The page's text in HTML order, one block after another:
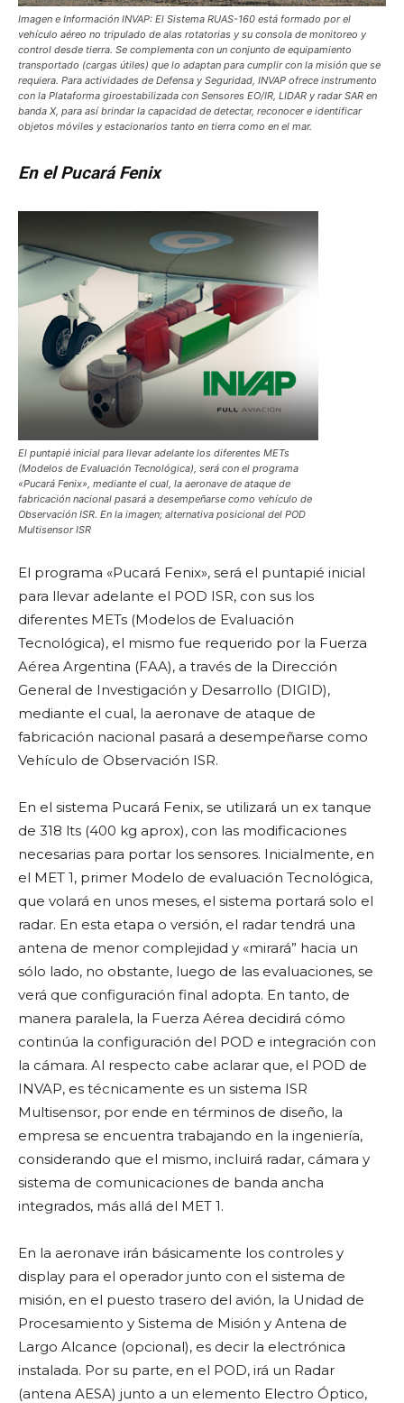
Imagen e Información INVAP: El Sistema RUAS-160 está formado por el
vehículo aéreo no tripulado de alas rotatorias y su consola de monitoreo y
control desde tierra. Se complementa con un conjunto de equipamiento
transportado (cargas útiles) que lo adaptan para cumplir con la misión que se
requiera. Para actividades de Defensa y Seguridad, INVAP ofrece instrumento
con la Plataforma giroestabilizada con Sensores EO/IR, LIDAR y radar SAR en
banda X, para así brindar la capacidad de detectar, reconocer e identificar
objetos móviles y estacionarios tanto en tierra como en el mar.
En el Pucará Fenix
El puntapié inicial para llevar adelante los diferentes METs
(Modelos de Evaluación Tecnológica), será con el programa
«Pucará Fenix», mediante el cual, la aeronave de ataque de
fabricación nacional pasará a desempeñarse como vehículo de
Observación ISR. En la imagen; alternativa posicional del POD
Multisensor ISR
El programa «Pucará Fenix», será el puntapié inicial
para llevar adelante el POD ISR, con sus los
diferentes METs (Modelos de Evaluación
Tecnológica), el mismo fue requerido por la Fuerza
Aérea Argentina (FAA), a través de la Dirección
General de Investigación y Desarrollo (DIGID),
mediante el cual, la aeronave de ataque de
fabricación nacional pasará a desempeñarse como
Vehículo de Observación ISR.
En el sistema Pucará Fenix, se utilizará un ex tanque
de 318 lts (400 kg aprox), con las modificaciones
necesarias para portar los sensores. Inicialmente, en
el MET 1, primer Modelo de evaluación Tecnológica,
que volará en unos meses, el sistema portará solo el
radar. En esta etapa o versión, el radar tendrá una
antena de menor complejidad y «mirará” hacia un
sólo lado, no obstante, luego de las evaluaciones, se
verá que configuración final adopta. En tanto, de
manera paralela, la Fuerza Aérea decidirá cómo
continúa la configuración del POD e integración con
la cámara. Al respecto cabe aclarar que, el POD de
INVAP, es técnicamente es un sistema ISR
Multisensor, por ende en términos de diseño, la
empresa se encuentra trabajando en la ingeniería,
considerando que el mismo, incluirá radar, cámara y
sistema de comunicaciones de banda ancha
integrados, más allá del MET 1.
En la aeronave irán básicamente los controles y
display para el operador junto con el sistema de
misión, en el puesto trasero del avión, la Unidad de
Procesamiento y Sistema de Misión y Antena de
Largo Alcance (opcional), es decir la electrónica
instalada. Por su parte, en el POD, irá un Radar
(antena AESA) junto a un elemento Electro Óptico,